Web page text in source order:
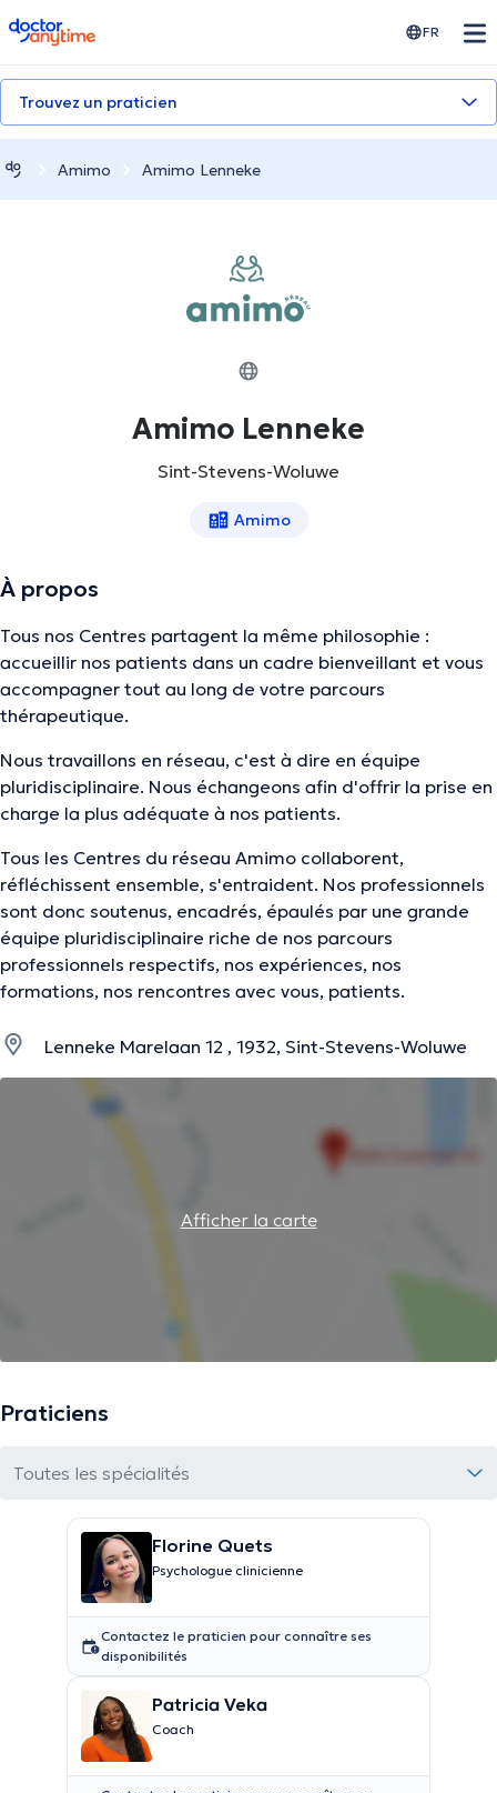
doctoranytime FR
Trouvez un praticien
Amimo Amimo Lenneke
Amimo Lenneke
Sint-Stevens-Woluwe
Amimo
À propos
Tous nos Centres partagent la même philosophie :
accueillir nos patients dans un cadre bienveillant et vous
accompagner tout au long de votre parcours
thérapeutique.
Nous travaillons en réseau, c'est à dire en équipe
pluridisciplinaire. Nous échangeons afin d'offrir la prise en
charge la plus adéquate à nos patients.
Tous les Centres du réseau Amimo collaborent,
réfléchissent ensemble, s'entraident. Nos professionnels
sont donc soutenus, encadrés, épaulés par une grande
équipe pluridisciplinaire riche de nos parcours
professionnels respectifs, nos expériences, nos
formations, nos rencontres avec vous, patients.
Lenneke Marelaan 12 , 1932, Sint-Stevens-Woluwe
Afficher la carte
Praticiens
Toutes les spécialités
Florine Quets
Psychologue clinicienne
Contactez le praticien pour connaître ses
disponibilités
Patricia Veka
Coach